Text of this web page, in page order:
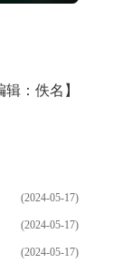
辑：佚名】
(2024-05-17)
(2024-05-17)
(2024-05-17)